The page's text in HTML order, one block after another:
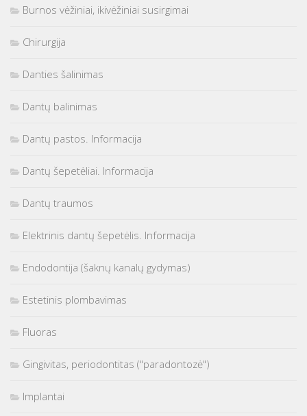
Burnos vėžiniai, ikivėžiniai susirgimai
Chirurgija
Danties šalinimas
Dantų balinimas
Dantų pastos. Informacija
Dantų šepetėliai. Informacija
Dantų traumos
Elektrinis dantų šepetėlis. Informacija
Endodontija (šaknų kanalų gydymas)
Estetinis plombavimas
Fluoras
Gingivitas, periodontitas ("paradontozė")
Implantai